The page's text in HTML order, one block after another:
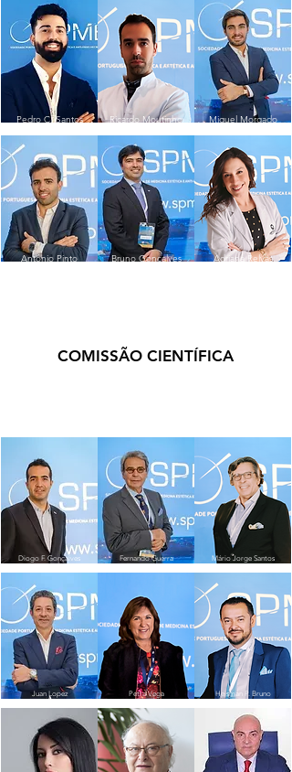
Pedro C. Santos
António Pinto
Ricardo Moutinho
Bruno Gonçalves
Miguel Morgado
Adriana Relvas
COMISSÃO CIENTÍFICA
Diogo F. Gonçalves
Juan Lopez
Fernando Guerra
Petra Vega
Mário Jorge Santos
Heisman P. Bruno